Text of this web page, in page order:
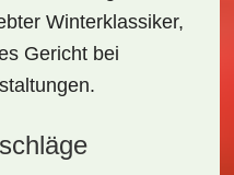
Winterklassiker,
Gericht bei